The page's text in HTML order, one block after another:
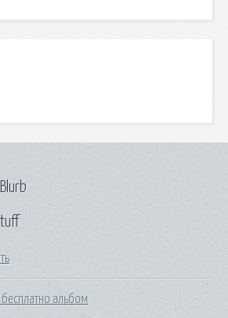
бесплатно альбом